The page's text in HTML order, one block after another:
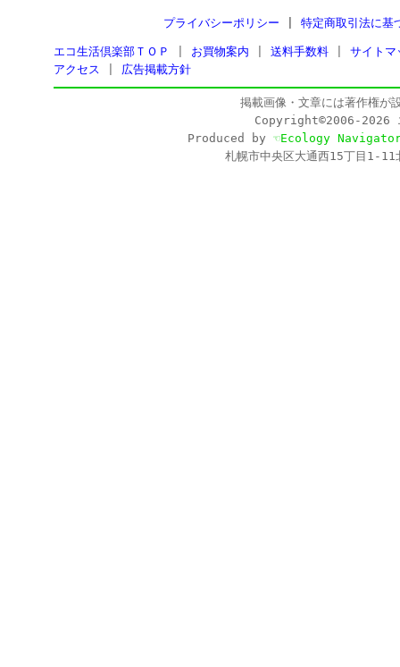
プライバシーポリシー 特定商取引法に基
エコ生活倶楽部ＴＯＰ お買物案内 送料手数料
サイトマ
アクセス
広告掲載方針
掲載画像・文章には著作権が
Copyright©2006-2026
Produced by ☜Ecology
札幌市中央区大通西15丁目1-